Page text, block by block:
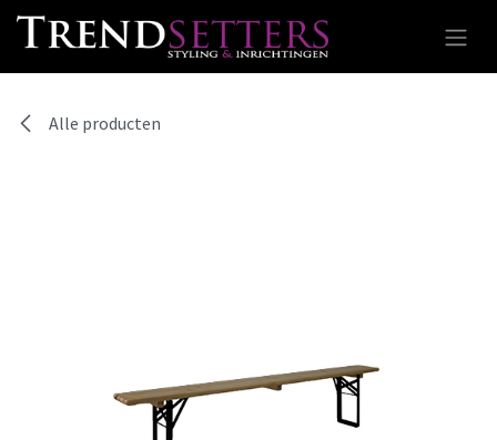
Overslaan naar inhoud
Alle producten